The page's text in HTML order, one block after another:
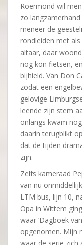
Roermond wil
zo
meneer de
rondleiden met
altaar, daar
nog kon fietsen,
bijhield. Van Don
zodat een
gelovige
leende zijn stem
onlangs kwam
daarin terugblikt
dat de tijden
zijn.
Zelfs kameraad
van nu
LTM bus, lijn 10,
Opa in Wittem
waar ‘Dagboek
opgenomen. Mijn